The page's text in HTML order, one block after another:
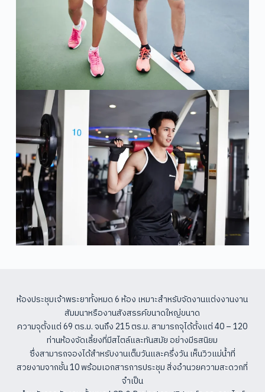
ห้องประชุมเจ้าพระยาทั้งหมด 6 ห้อง เหมาะสำหรับจัดงานแต่งงานงาน
สัมมนาหรืองานสังสรรค์ขนาดใหญ่ขนาด
ความจุตั้งแต่ 69 ตร.ม. จนถึง 215 ตร.ม.สามารถจุได้ตั้งแต่ 40 – 120
ท่านห้องจัดเลี้ยงที่มีสไตล์และทันสมัยอย่างมีรสนิยม
ซึ่งสามารถจองได้สำหรับงานเต็มวันและครึ่งวัน เห็นวิวแม่น้ำที่
สวยงามจากชั้น 10พร้อมเอกสารการประชุม สิ่งอำนวยความสะดวกที่
จำเป็น